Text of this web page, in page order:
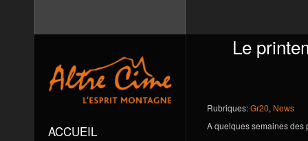
Le
Rubriques:Gr20, News
A quelques semaines
ACCUEIL